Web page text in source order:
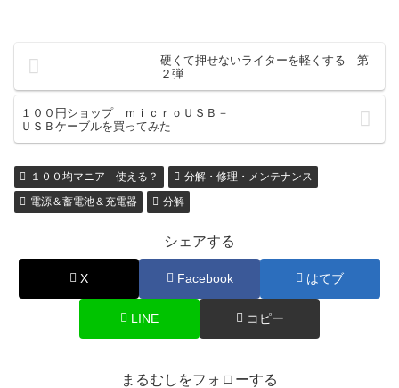
硬くて押せないライターを軽くする 第
２弾
１００円ショップ ｍｉｃｒｏＵＳＢ－
ＵＳＢケーブルを買ってみた
１００均マニア 使える？
分解・修理・メンテナンス
電源＆蓄電池＆充電器
分解
シェアする
X Facebook はてブ
LINE コピー
まるむしをフォローする